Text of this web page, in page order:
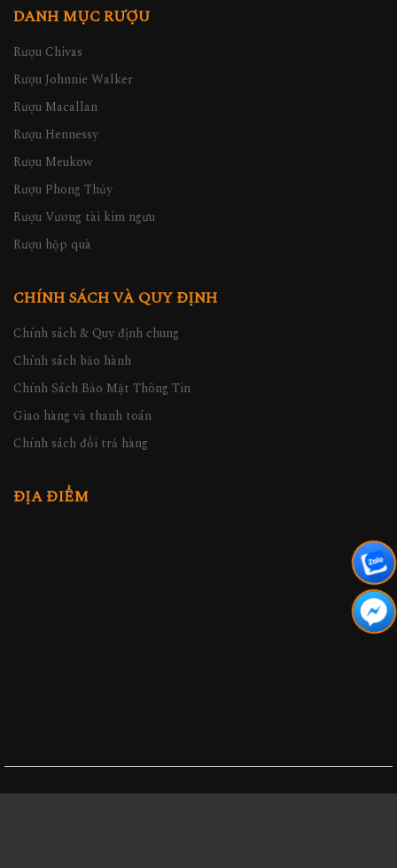
DANH MỤC RƯỢU
Rượu Chivas
Rượu Johnnie Walker
Rượu Macallan
Rượu Hennessy
Rượu Meukow
Rượu Phong Thủy
Rượu Vương tài kim ngưu
Rượu hộp quà
CHÍNH SÁCH VÀ QUY ĐỊNH
Chính sách & Quy định chung
Chính sách bảo hành
Chính Sách Bảo Mật Thông Tin
Giao hàng và thanh toán
Chính sách đổi trả hàng
ĐỊA ĐIỂM